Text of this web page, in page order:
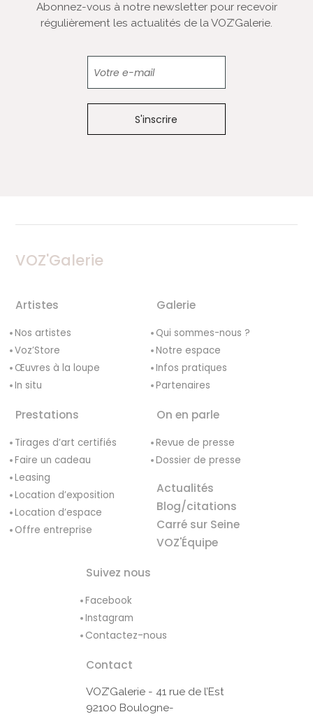
Abonnez-vous à notre newsletter pour recevoir
régulièrement les actualités de la VOZ’Galerie.
VOZ'Galerie
Artistes
Nos artistes
Voz’Store
Œuvres à la loupe
In situ
Galerie
Qui sommes-nous ?
Notre espace
Infos pratiques
Partenaires
Prestations
Tirages d’art certifiés
Faire un cadeau
Leasing
Location d’exposition
Location d’espace
Offre entreprise
On en parle
Revue de presse
Dossier de presse
Actualités
Blog/citations
Carré sur Seine
VOZ'Équipe
Suivez nous
Facebook
Instagram
Contactez-nous
Contact
VOZ’Galerie - 41 rue de l’Est
92100 Boulogne-